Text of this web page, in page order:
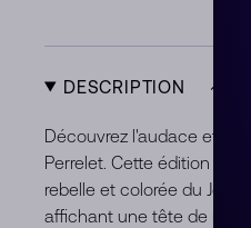
DESCRIPTION
Découvrez l'audace et
Perrelet. Cette édition
rebelle et colorée du Jour
affichant une tête de mort